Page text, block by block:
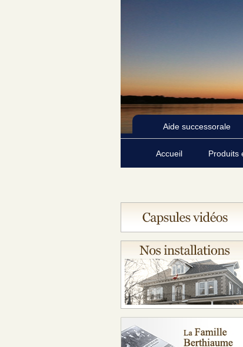
Aide successorale
Accueil Produits